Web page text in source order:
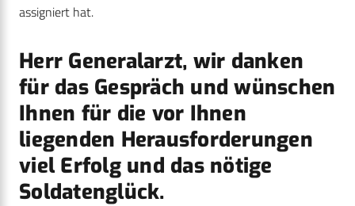
assigniert hat.
Herr Generalarzt, wir danken
für das Gespräch und wünschen
Ihnen für die vor Ihnen
liegenden Herausforderungen
viel Erfolg und das nötige
Soldatenglück.